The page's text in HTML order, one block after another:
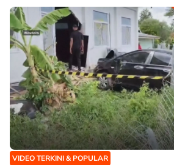
VIDEO TERKINI & POPULAR